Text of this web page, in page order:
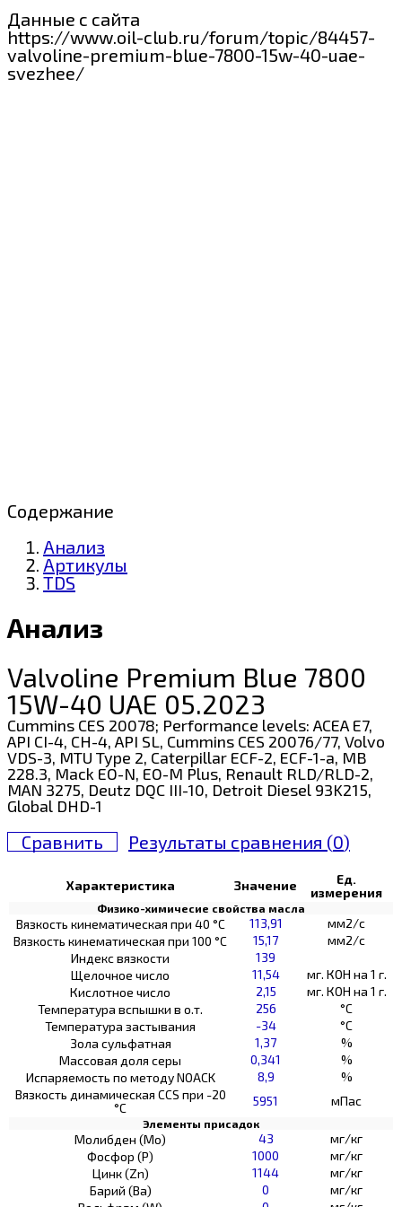
Данные с сайта
https://www.oil-club.ru/forum/topic/84457-
valvoline-premium-blue-7800-15w-40-uae-
svezhee/
Содержание
Анализ
Артикулы
TDS
Анализ
Valvoline Premium Blue 7800
15W-40 UAE 05.2023
Cummins CES 20078; Performance levels: ACEA E7,
API CI-4, CH-4, API SL, Cummins CES 20076/77, Volvo
VDS-3, MTU Type 2, Caterpillar ECF-2, ECF-1-a, MB
228.3, Mack EO-N, EO-M Plus, Renault RLD/RLD-2,
MAN 3275, Deutz DQC III-10, Detroit Diesel 93K215,
Global DHD-1
Сравнить Результаты сравнения (0)
Характеристика Значение
Ед.
измерения
Физико-химичесие свойства масла
Вязкость кинематическая при 40 °С 113,91
мм2/с
Вязкость кинематическая при 100 °С
15,17
мм2/с
Индекс вязкости
139
Щелочное число
11,54
мг. КОН на 1 г.
Кислотное число
2,15
мг. КОН на 1 г.
Температура вспышки в о.т.
256
°C
Температура застывания
-34
°C
Зола сульфатная
1,37
%
Массовая доля серы
0,341
%
Испаряемость по методу NOACK
8,9
%
Вязкость динамическая CCS при -20
°С
5951 мПас
Элементы присадок
Молибден (Мо) 43
мг/кг
Фосфор (Р)
1000
мг/кг
Цинк (Zn)
1144
мг/кг
Барий (Ва)
0
мг/кг